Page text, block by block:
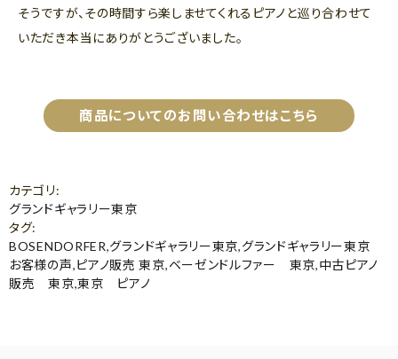
そうですが、その時間すら楽しませてくれるピアノと巡り合わせて
いただき本当にありがとうございました。
商品についてのお問い合わせはこちら
カテゴリ:
グランドギャラリー東京
タグ:
BOSENDORFER,グランドギャラリー東京,グランドギャラリー東京
お客様の声,ピアノ販売 東京,ベーゼンドルファー 東京,中古ピアノ
販売 東京,東京 ピアノ